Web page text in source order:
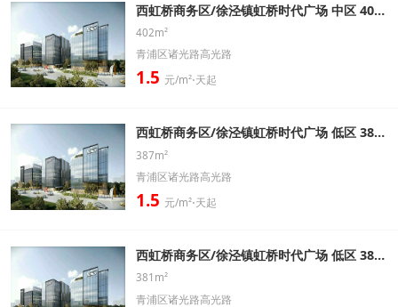
西虹桥商务区/徐泾镇虹桥时代广场 中区 402㎡ 精装修带家具办公室出租信息
402m²
青浦区诸光路高光路
1.5 元/m²⋅天起
西虹桥商务区/徐泾镇虹桥时代广场 低区 387㎡ 精装修带家具办公室出租信息
387m²
青浦区诸光路高光路
1.5 元/m²⋅天起
西虹桥商务区/徐泾镇虹桥时代广场 低区 381㎡ 精装修带家具办公室出租信息
381m²
青浦区诸光路高光路